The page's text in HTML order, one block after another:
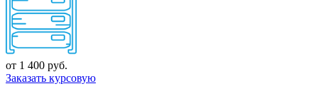
от 1 400 руб.
Заказать курсовую